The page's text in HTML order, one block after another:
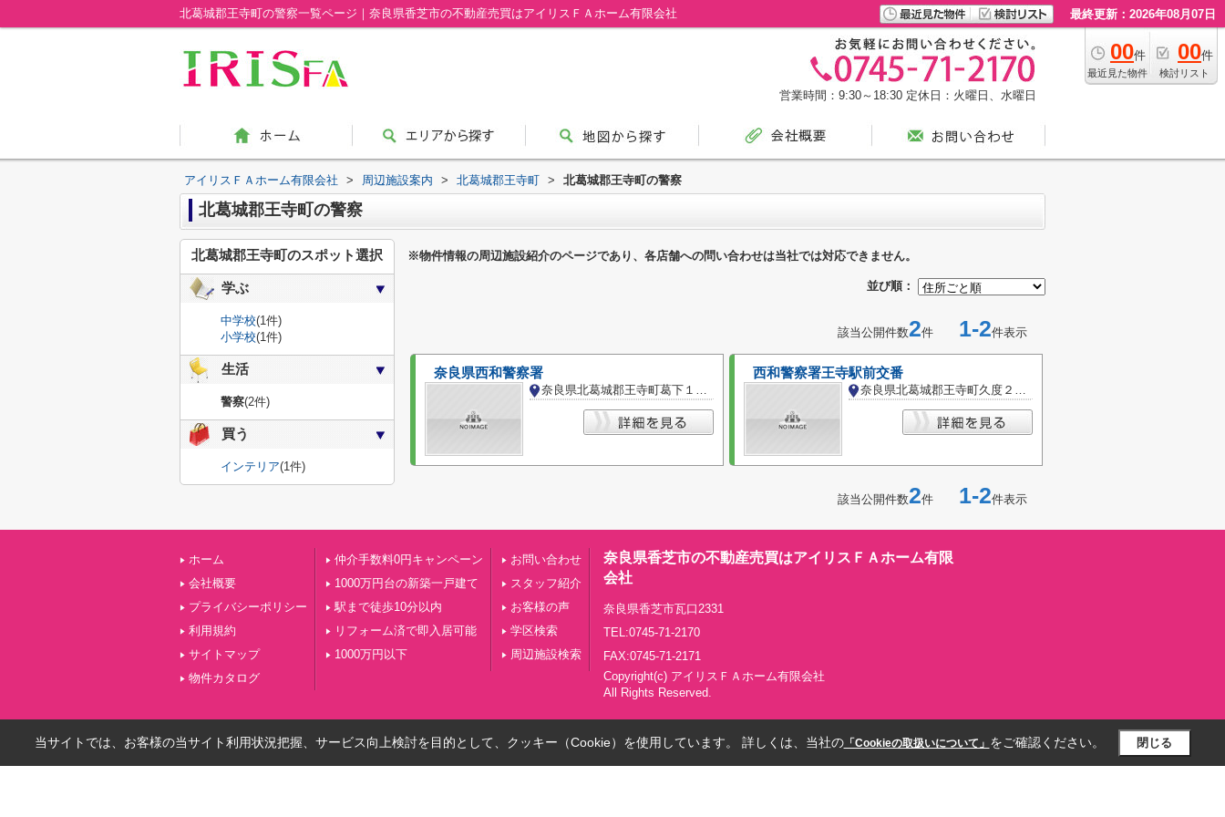
北葛城郡王寺町の警察一覧ページ｜奈良県香芝市の不動産売買はアイリスＦＡホーム有限会社 最終更新：2026年08月07日
00件
最近見た物件
00件
検討リスト
営業時間：9:30～18:30 定休日：火曜日、水曜日
アイリスＦＡホーム有限会社 > 周辺施設案内 > 北葛城郡王寺町 > 北葛城郡王寺町の警察
北葛城郡王寺町の警察
※物件情報の周辺施設紹介のページであり、各店舗への問い合わせは当社では対応できません。
並び順：
該当公開件数2件 1-2件表示
奈良県西和警察署
奈良県北葛城郡王寺町葛下１丁目
西和警察署王寺駅前交番
奈良県北葛城郡王寺町久度２丁目
該当公開件数2件 1-2件表示
北葛城郡王寺町のスポット選択
学ぶ
中学校(1件)
小学校(1件)
生活
警察(2件)
買う
インテリア(1件)
ホーム
会社概要
プライバシーポリシー
利用規約
サイトマップ
物件カタログ
仲介手数料0円キャンペーン
1000万円台の新築一戸建て
駅まで徒歩10分以内
リフォーム済で即入居可能
1000万円以下
お問い合わせ
スタッフ紹介
お客様の声
学区検索
周辺施設検索
奈良県香芝市の不動産売買はアイリスＦＡホーム有限
会社
奈良県香芝市瓦口2331
TEL:0745-71-2170
FAX:0745-71-2171
Copyright(c) アイリスＦＡホーム有限会社
All Rights Reserved.
当サイトでは、お客様の当サイト利用状況把握、サービス向上検討を目的として、クッキー（Cookie）を使用しています。 詳しくは、当社の「Cookieの取扱いについて」 をご確認ください。 閉じる